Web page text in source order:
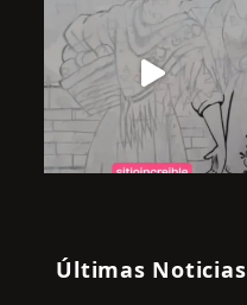
Últimas Noticias